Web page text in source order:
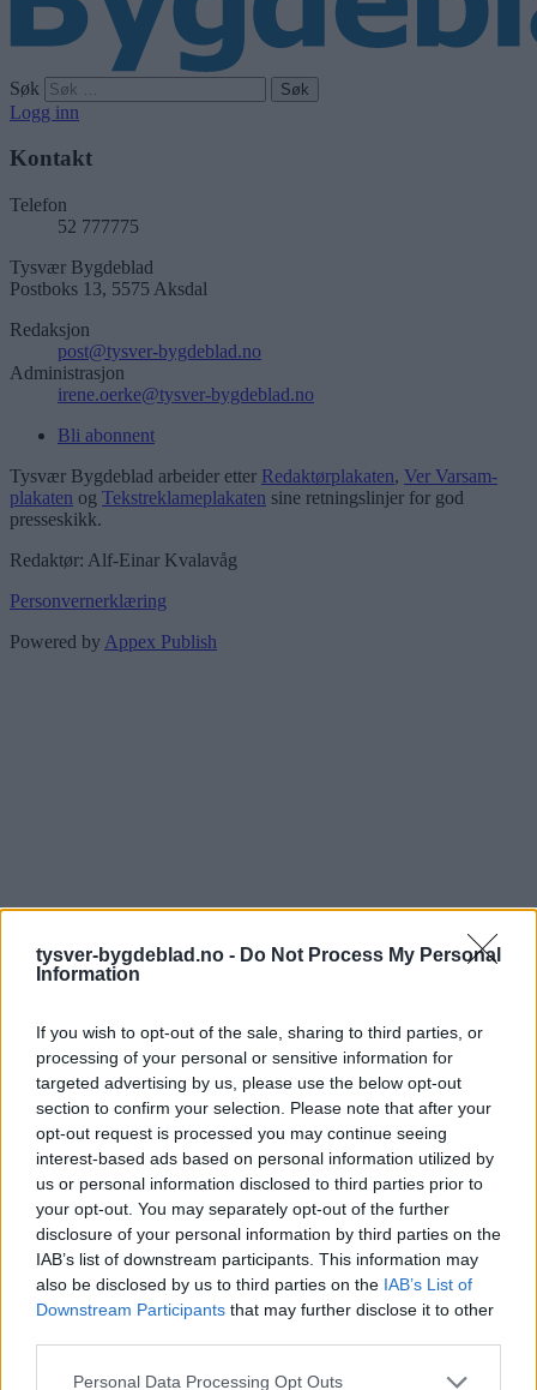
tysver-bygdeblad.no - Do Not Process My Personal
Information
If you wish to opt-out of the sale, sharing to third parties, or
processing of your personal or sensitive information for
targeted advertising by us, please use the below opt-out
section to confirm your selection. Please note that after your
opt-out request is processed you may continue seeing
interest-based ads based on personal information utilized by
us or personal information disclosed to third parties prior to
your opt-out. You may separately opt-out of the further
disclosure of your personal information by third parties on the
IAB’s list of downstream participants. This information may
also be disclosed by us to third parties on the IAB’s List of
Downstream Participants that may further disclose it to other
Personal Data Processing Opt Outs
Søk
Logg inn
Kontakt
Telefon
52 777775
Tysvær Bygdeblad
Postboks 13, 5575 Aksdal
Redaksjon
post@tysver-bygdeblad.no
Administrasjon
irene.oerke@tysver-bygdeblad.no
Bli abonnent
Tysvær Bygdeblad arbeider etter Redaktørplakaten, Ver Varsam-
plakaten og Tekstreklameplakaten sine retningslinjer for god
presseskikk.
Redaktør: Alf-Einar Kvalavåg
Personvernerklæring
Powered by Appex Publish